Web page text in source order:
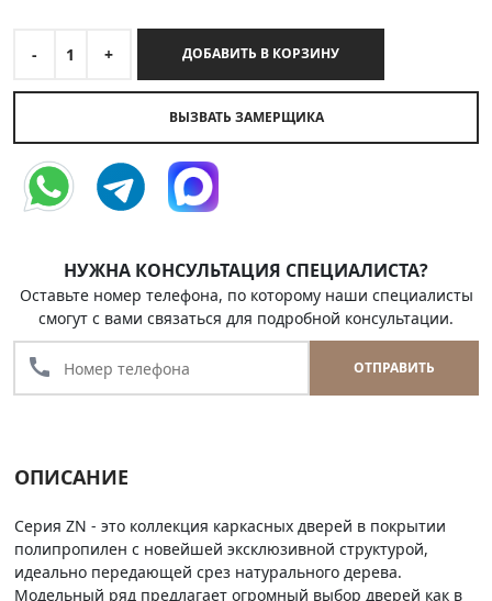
- 1 + ДОБАВИТЬ В КОРЗИНУ
ВЫЗВАТЬ ЗАМЕРЩИКА
НУЖНА КОНСУЛЬТАЦИЯ СПЕЦИАЛИСТА?
Оставьте номер телефона, по которому наши специалисты
смогут с вами связаться для подробной консультации.
call ОТПРАВИТЬ
ОПИСАНИЕ
Серия ZN - это коллекция каркасных дверей в покрытии
полипропилен с новейшей эксклюзивной структурой,
идеально передающей срез натурального дерева.
Модельный ряд предлагает огромный выбор дверей как в